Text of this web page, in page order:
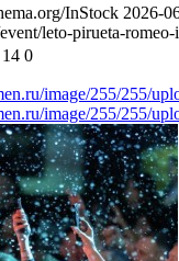
InStock 2026-
leto-pirueta-
14 0
image/255/255/
image/255/255/